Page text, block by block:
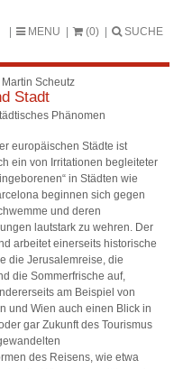
MENU (0) SUCHE
Martin Scheutz
Stadt
Phänomen
europäischen Städte ist
ein von Irritationen begleiteter
in Städten wie
beginnen sich gegen
und deren
lautstark zu wehren. Der
arbeitet einerseits historische
die Jerusalemreise, die
die Sommerfrische auf,
am Beispiel von
und Wien auch einen Blick in
gar Zukunft des Tourismus
des Reisens, wie etwa